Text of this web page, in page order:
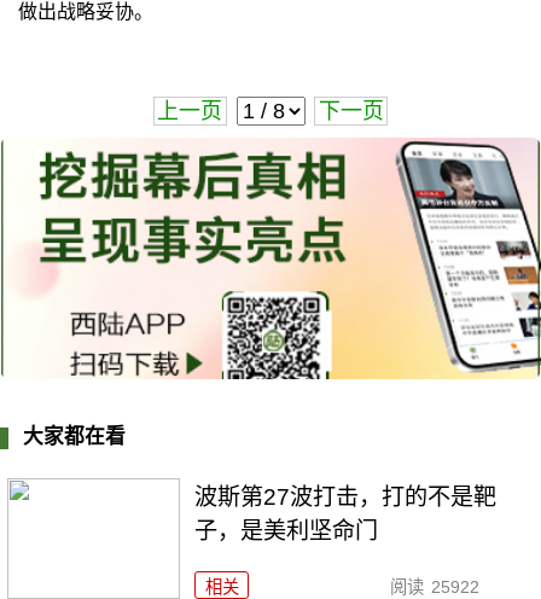
做出战略妥协。
上一页 下一页
大家都在看
波斯第27波打击，打的不是靶
子，是美利坚命门
相关 阅读 25922